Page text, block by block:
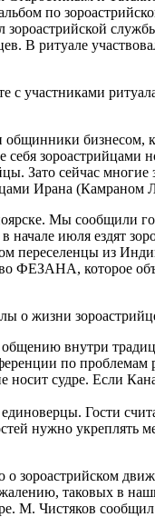
по
зороастрийской
В ритуале
с участниками
бизнесом,
зороастрийцами
Зато сейчас
Ирана
Мы сообщили
начале июля ездят
переселенцы из
ФЕЗАНА, которое
о жизни
внутри
по проблемам
носит судре. Если
Гости
нужно укреплять
зороастрийском
таковых в
М. Чистяков